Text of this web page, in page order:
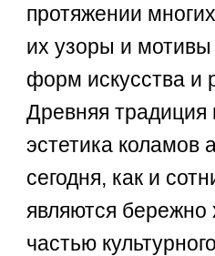
протяжении
их узоры и
форм искусства и
Древняя традиция
эстетика коламов
сегодня, как и
являются бережно
частью